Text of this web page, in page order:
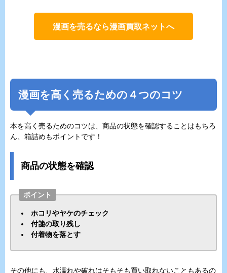
漫画を売るなら漫画買取ネットへ
漫画を高く売るための４つのコツ
本を高く売るためのコツは、商品の状態を確認することはもちろ
ん、箱詰めもポイントです！
商品の状態を確認
ポイント
ホコリやヤケのチェック
付箋の取り残し
付着物を落とす
その他にも、水濡れや破れはそもそも買い取れないこともあるの